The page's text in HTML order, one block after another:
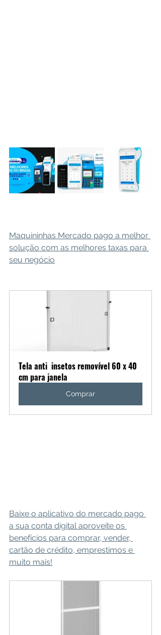
Maquininhas Mercado pago a melhor
solução com as melhores taxas para
seu negócio
Tela anti  insetos removível 60 x 40
cm para janela
Comprar
Baixe o aplicativo do mercado pago
a sua conta digital aproveite os
benefícios para comprar, vender,
cartão de crédito, emprestimos e
muito mais!